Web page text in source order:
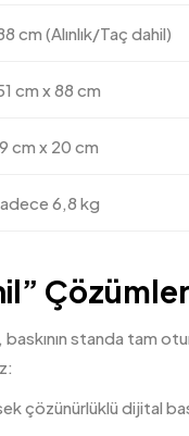
cm (Alınlık/Taç dahil)
cm x 88 cm
cm x 20 cm
6,8 kg
Çözümler
standa tam
çözünürlüklü dijital